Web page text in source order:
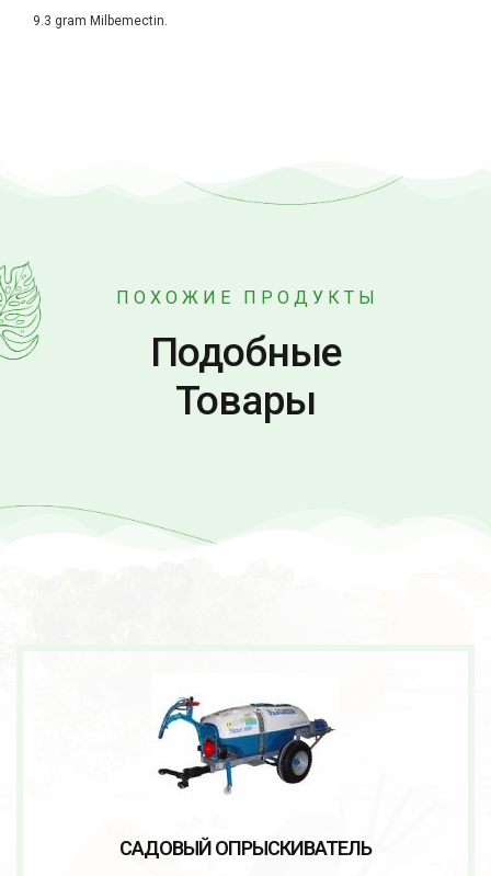
9.3 gram Milbemectin.
ПОХОЖИЕ ПРОДУКТЫ
Подобные
Товары
САДОВЫЙ ОПРЫСКИВАТЕЛЬ